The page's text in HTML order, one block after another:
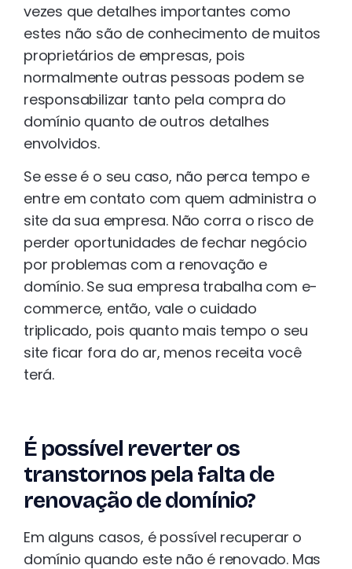
vezes que detalhes importantes como
estes não são de conhecimento de muitos
proprietários de empresas, pois
normalmente outras pessoas podem se
responsabilizar tanto pela compra do
domínio quanto de outros detalhes
envolvidos.
Se esse é o seu caso, não perca tempo e
entre em contato com quem administra o
site da sua empresa. Não corra o risco de
perder oportunidades de fechar negócio
por problemas com a renovação e
domínio. Se sua empresa trabalha com e-
commerce, então, vale o cuidado
triplicado, pois quanto mais tempo o seu
site ficar fora do ar, menos receita você
terá.
É possível reverter os
transtornos pela falta de
renovação de domínio?
Em alguns casos, é possível recuperar o
domínio quando este não é renovado. Mas